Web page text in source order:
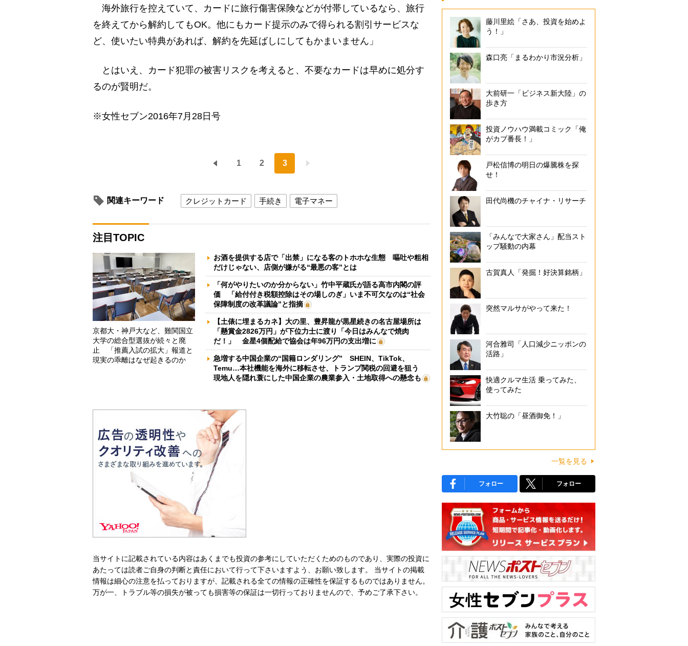
海外旅行を控えていて、カードに旅行傷害保険などが付帯しているなら、旅行
を終えてから解約してもOK。他にもカード提示のみで得られる割引サービスな
ど、使いたい特典があれば、解約を先延ばしにしてもかまいません」
とはいえ、カード犯罪の被害リスクを考えると、不要なカードは早めに処分す
るのが賢明だ。
※女性セブン2016年7月28日号
1 2 3
関連キーワード クレジットカード 手続き 電子マネー
注目TOPIC
京都大・神戸大など、難関国立
大学の総合型選抜が続々と廃
止 「推薦入試の拡大」報道と
現実の乖離はなぜ起きるのか
お酒を提供する店で「出禁」になる客のトホホな生態 嘔吐や粗相
だけじゃない、店側が嫌がる“最悪の客”とは
「何がやりたいのか分からない」竹中平蔵氏が語る高市内閣の評
価 「給付付き税額控除はその場しのぎ」いま不可欠なのは“社会
保障制度の改革議論”と指摘
【土俵に埋まるカネ】大の里、豊昇龍が黒星続きの名古屋場所は
「懸賞金2826万円」が下位力士に渡り「今日はみんなで焼肉
だ！」 金星4個配給で協会は年96万円の支出増に
急増する中国企業の“国籍ロンダリング” SHEIN、TikTok、
Temu…本社機能を海外に移転させ、トランプ関税の回避を狙う
現地人を隠れ蓑にした中国企業の農業参入・土地取得への懸念も
当サイトに記載されている内容はあくまでも投資の参考にしていただくためのものであり、実際の投資に
あたっては読者ご自身の判断と責任において行って下さいますよう、お願い致します。 当サイトの掲載
情報は細心の注意を払っておりますが、記載される全ての情報の正確性を保証するものではありません。
万が一、トラブル等の損失が被っても損害等の保証は一切行っておりませんので、予めご了承下さい。
藤川里絵「さあ、投資を始めよ
う！」
森口亮「まるわかり市況分析」
大前研一「ビジネス新大陸」の
歩き方
投資ノウハウ満載コミック「俺
がカブ番長！」
戸松信博の明日の爆騰株を探
せ！
田代尚機のチャイナ・リサーチ
「みんなで大家さん」配当スト
ップ騒動の内幕
古賀真人「発掘！好決算銘柄」
突然マルサがやって来た！
河合雅司「人口減少ニッポンの
活路」
快適クルマ生活 乗ってみた、
使ってみた
大竹聡の「昼酒御免！」
一覧を見る
フォロー フォロー